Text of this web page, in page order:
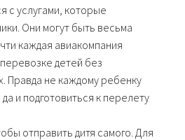
с услугами, которые
Они могут быть весьма
каждая авиакомпания
детей без
Правда не каждому ребенку
и подготовиться к перелету
отправить дитя самого. Для